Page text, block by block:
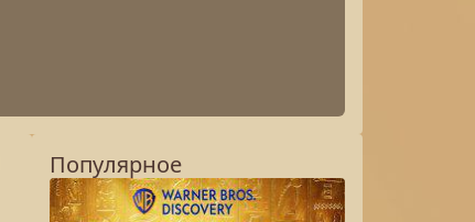
Популярное